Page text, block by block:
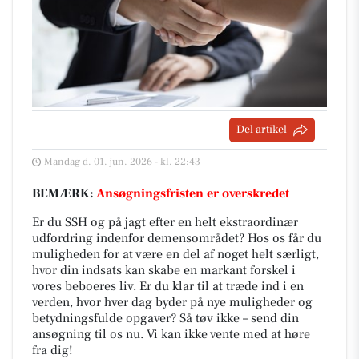
Del artikel
Mandag d. 01. jun. 2026 - kl. 22:43
BEMÆRK: Ansøgningsfristen er overskredet
Er du SSH og på jagt efter en helt ekstraordinær
udfordring indenfor demensområdet? Hos os får du
muligheden for at være en del af noget helt særligt,
hvor din indsats kan skabe en markant forskel i
vores beboeres liv. Er du klar til at træde ind i en
verden, hvor hver dag byder på nye muligheder og
betydningsfulde opgaver? Så tøv ikke – send din
ansøgning til os nu. Vi kan ikke vente med at høre
fra dig!